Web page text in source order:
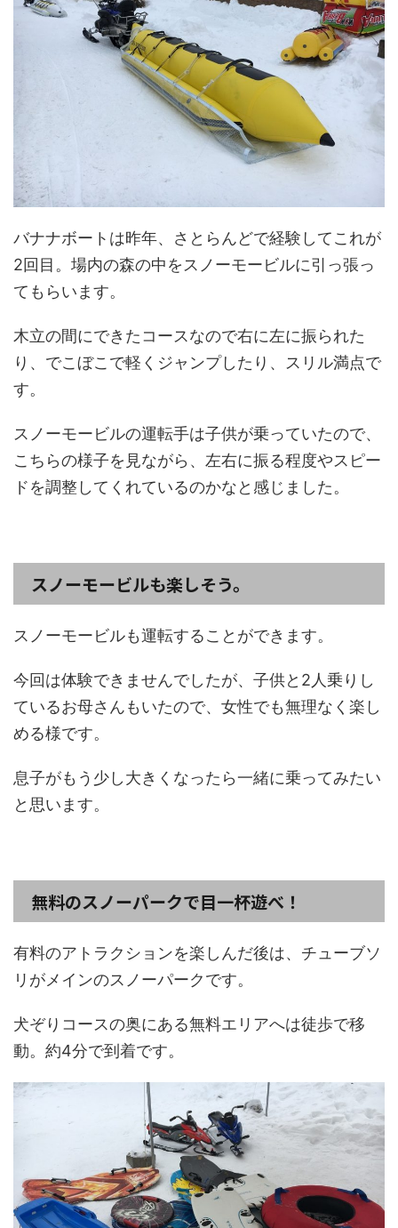
バナナボートは昨年、さとらんどで経験してこれが
2回目。場内の森の中をスノーモービルに引っ張っ
てもらいます。
木立の間にできたコースなので右に左に振られた
り、でこぼこで軽くジャンプしたり、スリル満点で
す。
スノーモービルの運転手は子供が乗っていたので、
こちらの様子を見ながら、左右に振る程度やスピー
ドを調整してくれているのかなと感じました。
スノーモービルも楽しそう。
スノーモービルも運転することができます。
今回は体験できませんでしたが、子供と2人乗りし
ているお母さんもいたので、女性でも無理なく楽し
める様です。
息子がもう少し大きくなったら一緒に乗ってみたい
と思います。
無料のスノーパークで目一杯遊べ！
有料のアトラクションを楽しんだ後は、チューブソ
リがメインのスノーパークです。
犬ぞりコースの奥にある無料エリアへは徒歩で移
動。約4分で到着です。